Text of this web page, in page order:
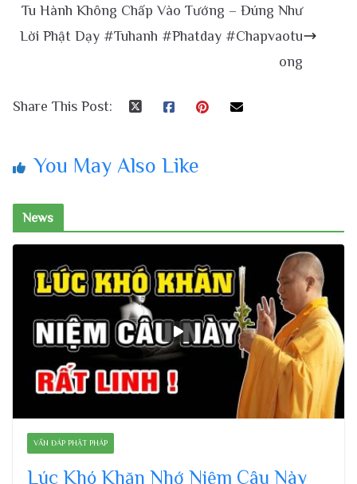
Tu Hành Không Chấp Vào Tướng – Đúng Như
Lời Phật Dạy #Tuhanh #Phatday #Chapvaotu
ong
Share This Post:
You May Also Like
News
VẤN ĐÁP PHẬT PHÁP
Lúc Khó Khăn Nhớ Niệm Câu Này